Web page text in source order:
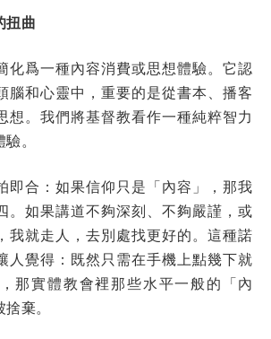
扭曲
化爲一種內容消費或思想體驗。它認
腦和心靈中，重要的是從書本、播客
想。我們將基督教看作一種純粹智力
。
即合：如果信仰只是「內容」，那我
。如果講道不夠深刻、不夠嚴謹，或
我就走人，去別處找更好的。這種諾
人覺得：既然只需在手機上點幾下就
那實體教會裡那些水平一般的「內
棄。